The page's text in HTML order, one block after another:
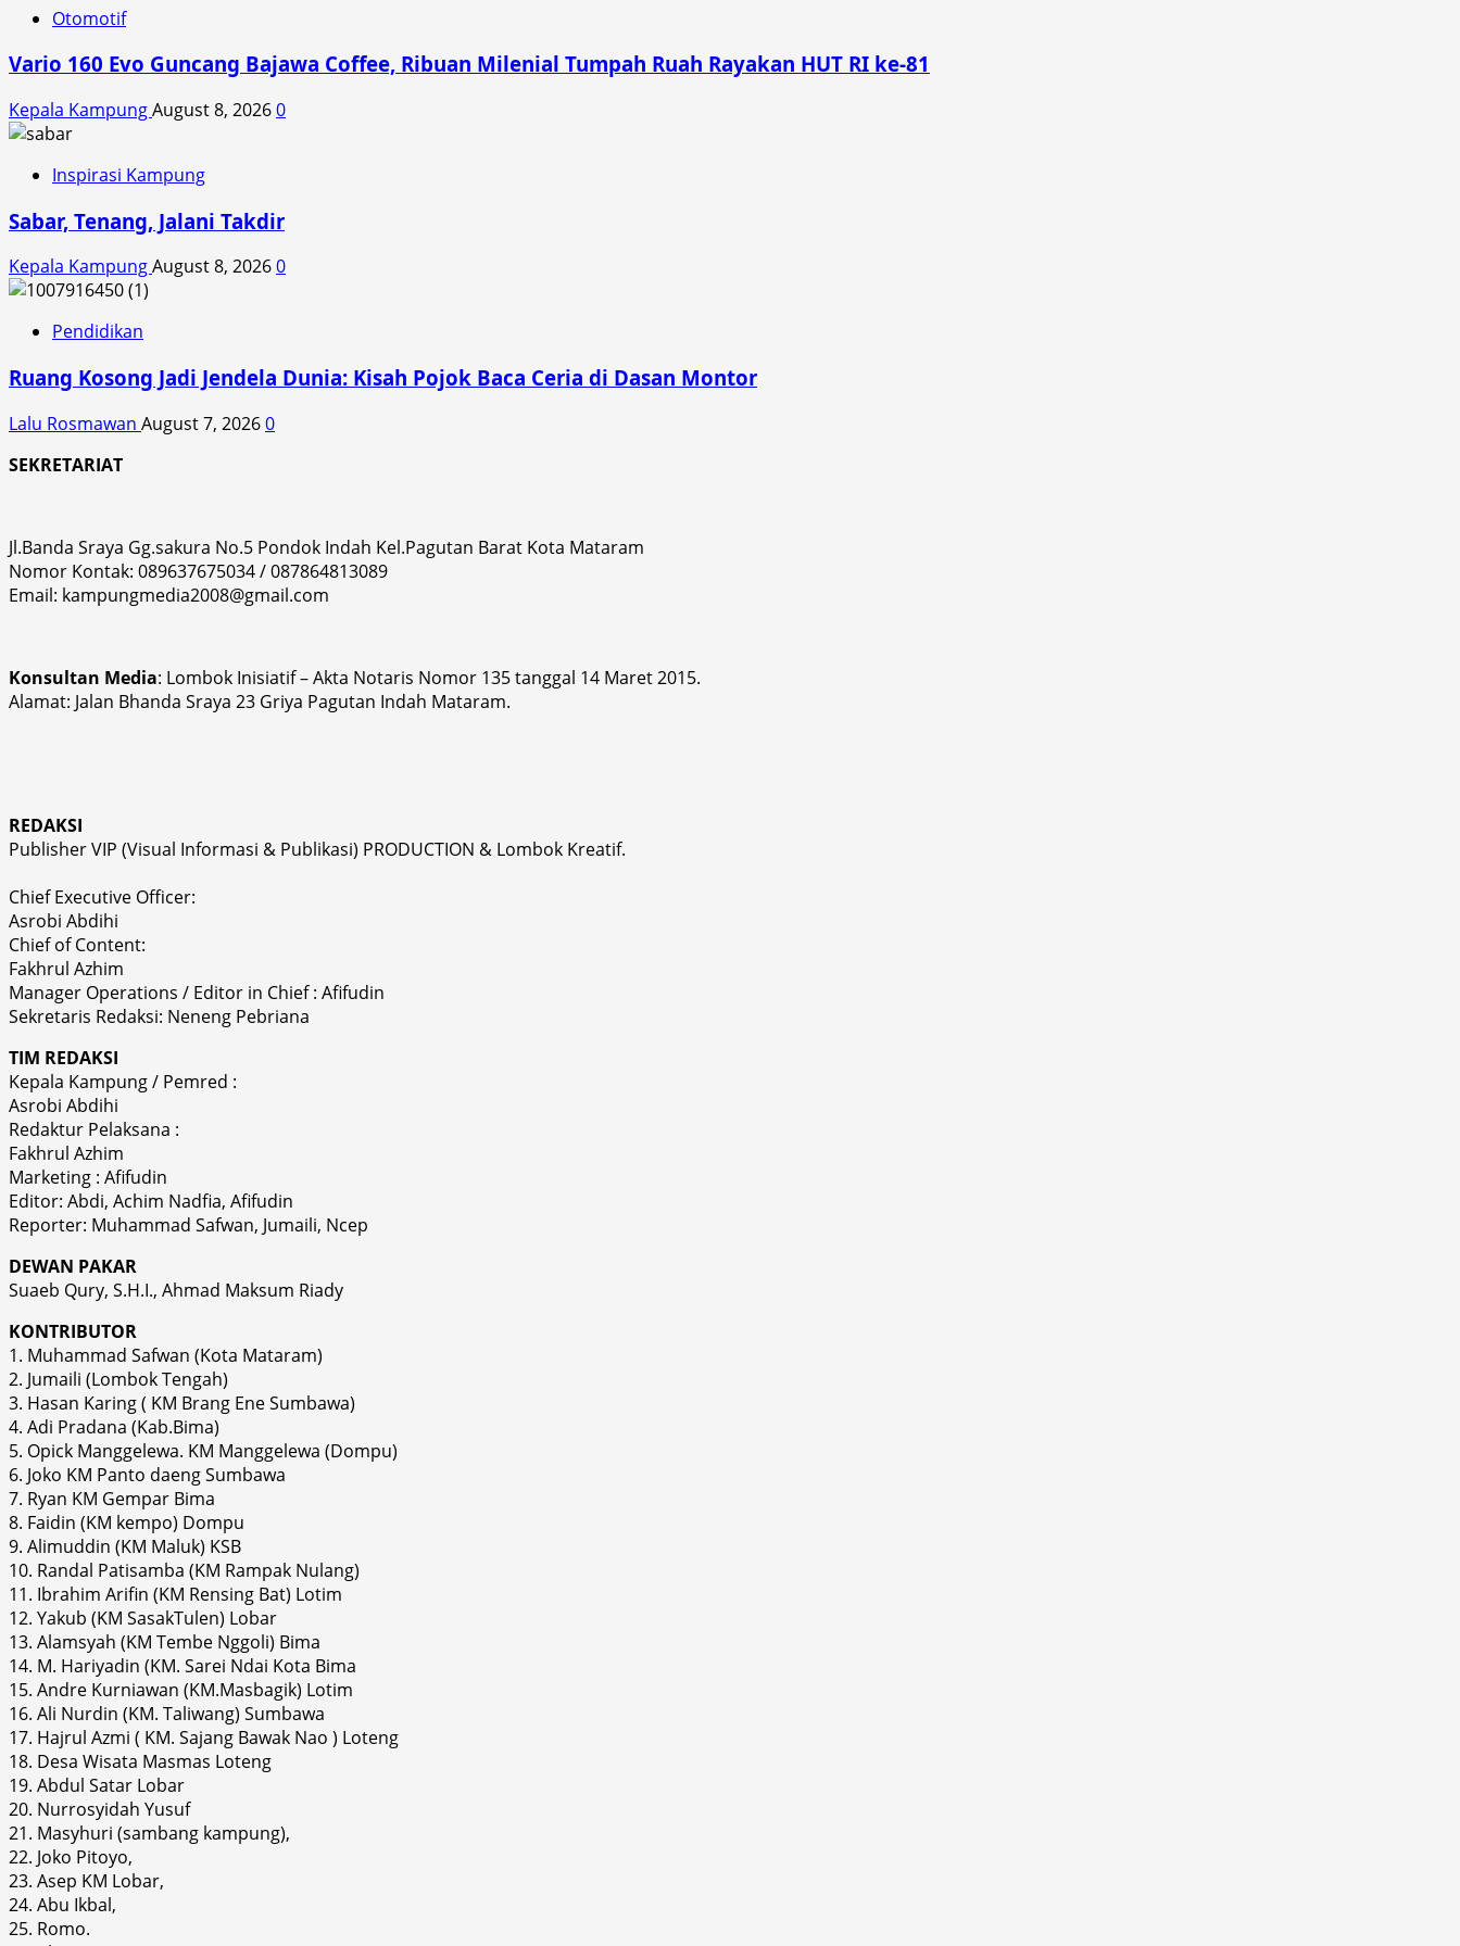
Otomotif
Vario 160 Evo Guncang Bajawa Coffee, Ribuan Milenial Tumpah Ruah Rayakan HUT RI ke-81
Kepala KampungAugust 8, 20260
Inspirasi Kampung
Sabar, Tenang, Jalani Takdir
Kepala KampungAugust 8, 20260
Pendidikan
Ruang Kosong Jadi Jendela Dunia: Kisah Pojok Baca Ceria di Dasan Montor
Lalu Rosmawan August 7, 20260
SEKRETARIAT
Jl.Banda Sraya Gg.sakura No.5 Pondok Indah Kel.Pagutan Barat Kota Mataram
Nomor Kontak: 089637675034 / 087864813089
Email: kampungmedia2008@gmail.com
Konsultan Media: Lombok Inisiatif – Akta Notaris Nomor 135 tanggal 14 Maret 2015.
Alamat: Jalan Bhanda Sraya 23 Griya Pagutan Indah Mataram.
REDAKSI
Publisher VIP (Visual Informasi & Publikasi) PRODUCTION & Lombok Kreatif.
Chief Executive Officer:
Asrobi Abdihi
Chief of Content:
Fakhrul Azhim
Manager Operations / Editor in Chief : Afifudin
Sekretaris Redaksi: Neneng Pebriana
TIM REDAKSI
Kepala Kampung / Pemred :
Asrobi Abdihi
Redaktur Pelaksana :
Fakhrul Azhim
Marketing : Afifudin
Editor: Abdi, Achim Nadfia, Afifudin
Reporter: Muhammad Safwan, Jumaili, Ncep
DEWAN PAKAR
Suaeb Qury, S.H.I., Ahmad Maksum Riady
KONTRIBUTOR
1. Muhammad Safwan (Kota Mataram)
2. Jumaili (Lombok Tengah)
3. Hasan Karing ( KM Brang Ene Sumbawa)
4. Adi Pradana (Kab.Bima)
5. Opick Manggelewa. KM Manggelewa (Dompu)
6. Joko KM Panto daeng Sumbawa
7. Ryan KM Gempar Bima
8. Faidin (KM kempo) Dompu
9. Alimuddin (KM Maluk) KSB
10. Randal Patisamba (KM Rampak Nulang)
11. Ibrahim Arifin (KM Rensing Bat) Lotim
12. Yakub (KM SasakTulen) Lobar
13. Alamsyah (KM Tembe Nggoli) Bima
14. M. Hariyadin (KM. Sarei Ndai Kota Bima
15. Andre Kurniawan (KM.Masbagik) Lotim
16. Ali Nurdin (KM. Taliwang) Sumbawa
17. Hajrul Azmi ( KM. Sajang Bawak Nao ) Loteng
18. Desa Wisata Masmas Loteng
19. Abdul Satar Lobar
20. Nurrosyidah Yusuf
21. Masyhuri (sambang kampung),
22. Joko Pitoyo,
23. Asep KM Lobar,
24. Abu Ikbal,
25. Romo.